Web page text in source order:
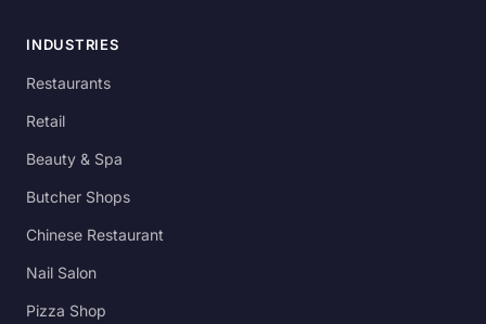
INDUSTRIES
Restaurants
Retail
Beauty & Spa
Butcher Shops
Chinese Restaurant
Nail Salon
Pizza Shop